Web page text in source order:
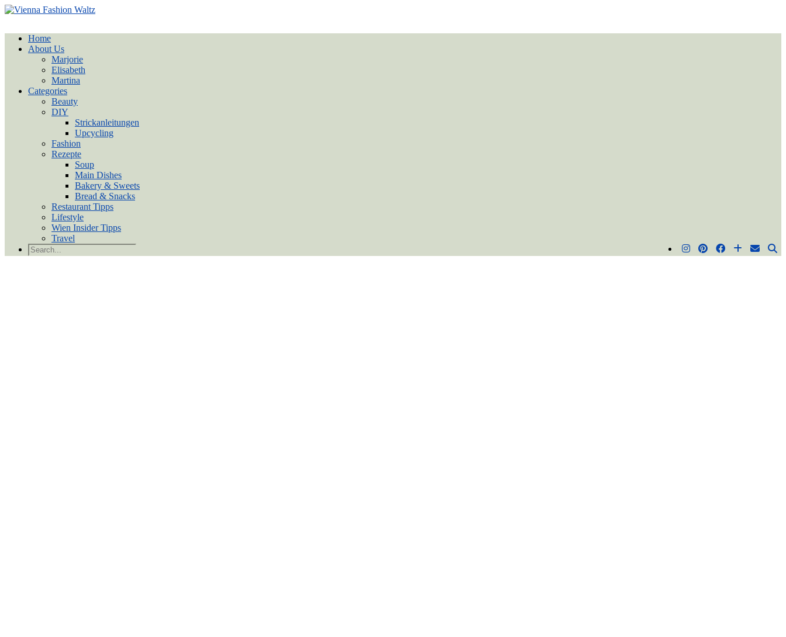
Home
About Us
Marjorie
Elisabeth
Martina
Categories
Beauty
DIY
Strickanleitungen
Upcycling
Fashion
Rezepte
Soup
Main Dishes
Bakery & Sweets
Bread & Snacks
Restaurant Tipps
Lifestyle
Wien Insider Tipps
Travel